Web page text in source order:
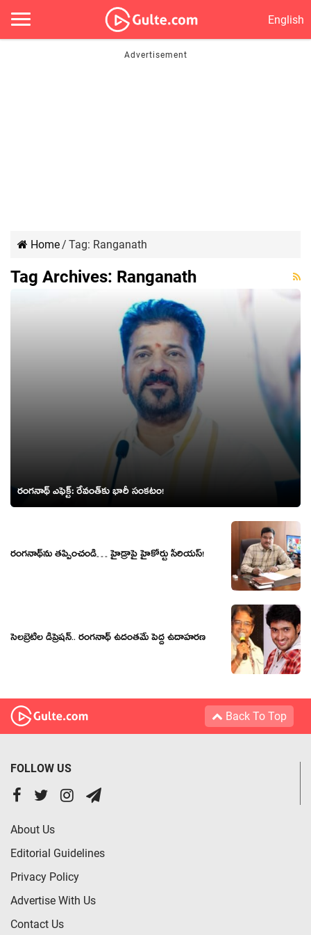
English
Home/ Tag: Ranganath
Tag Archives: Ranganath
రంగ‌నాథ్ ఎఫెక్ట్‌: రేవంత్‌కు భారీ సంక‌టం!
రంగ‌నాథ్‌ను తప్పించండి… హైడ్రాపై హైకోర్టు సీరియ‌స్‌!
సెల‌బ్రెటీల డిప్రెష‌న్‌.. రంగ‌నాథ్ ఉదంత‌మే పెద్ద ఉదాహ‌ర‌ణ‌
Back To Top
FOLLOW US
About Us
Editorial Guidelines
Privacy Policy
Advertise With Us
Contact Us